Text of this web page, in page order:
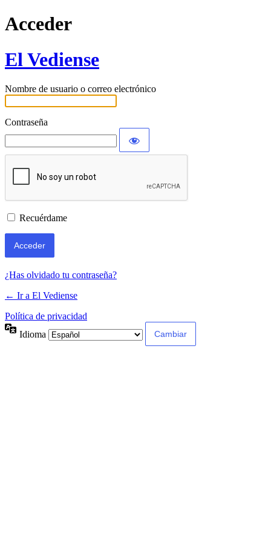
Acceder
El Vediense
Nombre de usuario o correo electrónico
Contraseña
Recuérdame
¿Has olvidado tu contraseña?
← Ir a El Vediense
Política de privacidad
Idioma